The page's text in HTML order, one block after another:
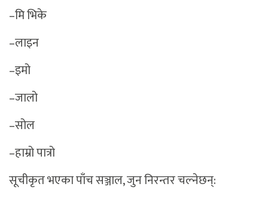
–मि भिके
–लाइन
–इमो
–जालो
–सोल
–हाम्रो पात्रो
सूचीकृत भएका पाँच सञ्जाल, जुन निरन्तर चल्नेछन्: